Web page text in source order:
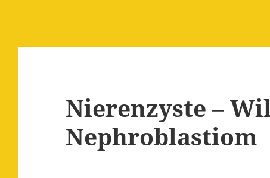
Nierenzyste –
Nephroblastiom